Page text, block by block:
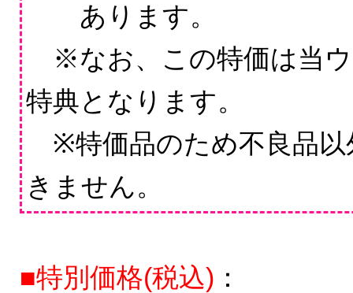
あります。
※なお、この特価は当
特典となります。
※特価品のため不良品以
きません。
■特別価格(税込) ：